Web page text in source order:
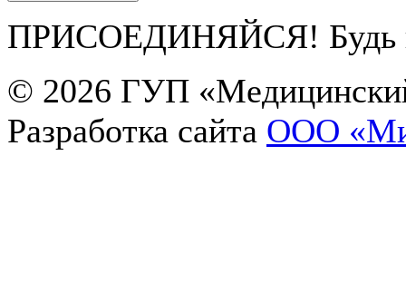
ПРИСОЕДИНЯЙСЯ! Будь в
© 2026 ГУП
Разработка сайта OOO